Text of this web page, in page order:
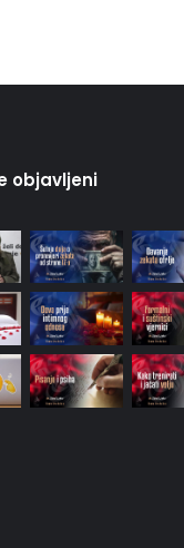
objavljeni